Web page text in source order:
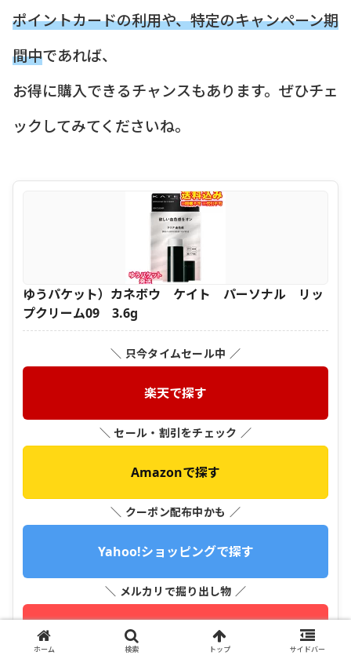
ポイントカードの利用や、特定のキャンペーン期
間中であれば、
お得に購入できるチャンスもあります。ぜひチェ
ックしてみてくださいね。
ゆうパケット）カネボウ ケイト パーソナル リッ
プクリーム09 3.6g
＼ 只今タイムセール中 ／
楽天で探す
＼ セール・割引をチェック ／
Amazonで探す
＼ クーポン配布中かも ／
Yahoo!ショッピングで探す
＼ メルカリで掘り出し物 ／
メルカリで探す
ホーム 検索 トップ サイドバー